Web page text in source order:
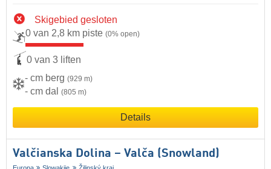
Skigebied gesloten
0 van 2,8 km piste (0% open)
0 van 3 liften
- cm berg (929 m)
- cm dal (805 m)
Details
Valčianska Dolina – Valča (Snowland)
Europa Slowakije Žilinský kraj